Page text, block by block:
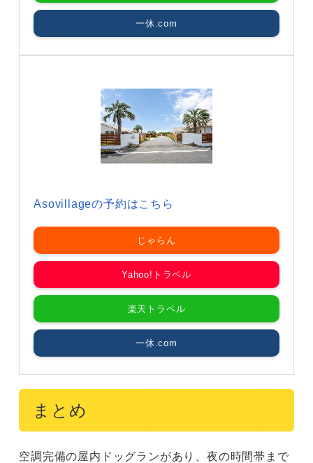
一休.com
Asovillageの予約はこちら
じゃらん
Yahoo!トラベル
楽天トラベル
一休.com
まとめ
空調完備の屋内ドッグランがあり、夜の時間帯まで